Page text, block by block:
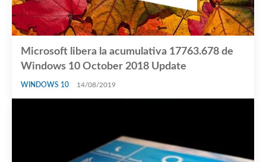
Microsoft libera la acumulativa 17763.678 de
Windows 10 October 2018 Update
WINDOWS 10 14/08/2019